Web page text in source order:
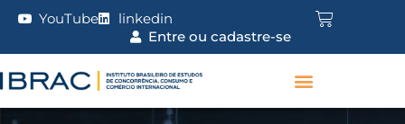
YouTube
linkedin
Entre ou cadastre-se